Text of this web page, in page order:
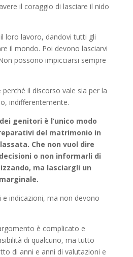
il coraggio di lasciare il nido
loro lavoro, dandovi tutti gli
il mondo. Poi devono lasciarvi
possono impicciarsi sempre
il discorso vale sia per la
indifferentemente.
genitori è l’unico modo
del matrimonio in
Che non vuol dire
o non informarli di
ma lasciargli un
indicazioni, ma non devono
è complicato e
di qualcuno, ma tutto
di anni e anni di valutazioni e